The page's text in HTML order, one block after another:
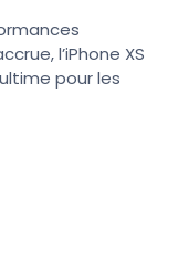
l’iPhone XS
pour les